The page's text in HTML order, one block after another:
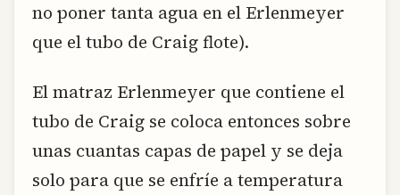
no poner tanta agua en el Erlenmeyer
que el tubo de Craig flote).
El matraz Erlenmeyer que contiene el
tubo de Craig se coloca entonces sobre
unas cuantas capas de papel y se deja
solo para que se enfríe a temperatura